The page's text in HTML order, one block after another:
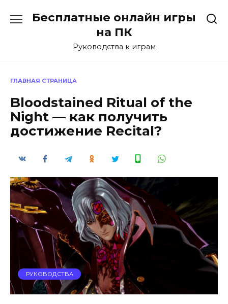
Бесплатные онлайн игры
на ПК
Руководства к играм
ГЛАВНАЯ СТРАНИЦА
Bloodstained Ritual of the
Night — как получить
достижение Recital?
РУКОВОДСТВА